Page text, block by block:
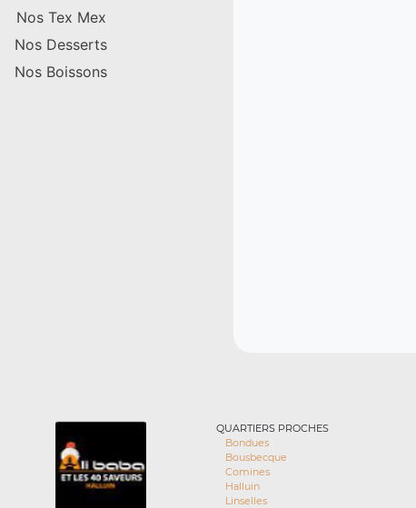
Nos Tex Mex
Nos Desserts
Nos Boissons
QUARTIERS PROCHES
Bondues
Bousbecque
Comines
Halluin
Linselles